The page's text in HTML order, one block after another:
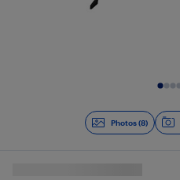
Photos (8)